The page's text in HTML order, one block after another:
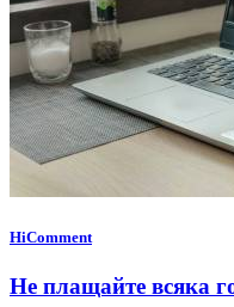
HiComment
Не плащайте всяка